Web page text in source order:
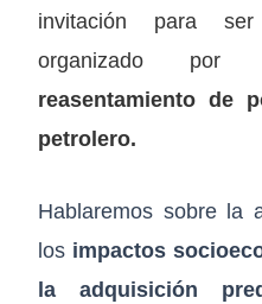
invitación para
organizado por
reasentamiento de
petrolero.
Hablaremos sobre la
los impactos
la adquisición